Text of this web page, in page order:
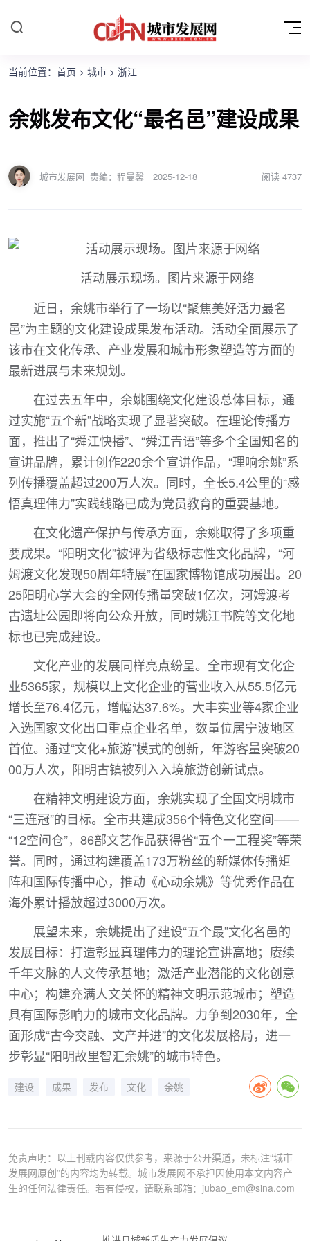
当前位置： 首页 > 城市 > 浙江
余姚发布文化“最名邑”建设成果
城市发展网 责编：程曼馨 2025-12-18 阅读 4737
活动展示现场。图片来源于网络
近日，余姚市举行了一场以“聚焦美好活力最名
邑”为主题的文化建设成果发布活动。活动全面展示了
该市在文化传承、产业发展和城市形象塑造等方面的
最新进展与未来规划。
在过去五年中，余姚围绕文化建设总体目标，通
过实施“五个新”战略实现了显著突破。在理论传播方
面，推出了“舜江快播”、“舜江青语”等多个全国知名的
宣讲品牌，累计创作220余个宣讲作品，“理响余姚”系
列传播覆盖超过200万人次。同时，全长5.4公里的“感
悟真理伟力”实践线路已成为党员教育的重要基地。
在文化遗产保护与传承方面，余姚取得了多项重
要成果。“阳明文化”被评为省级标志性文化品牌，“河
姆渡文化发现50周年特展”在国家博物馆成功展出。20
25阳明心学大会的全网传播量突破1亿次，河姆渡考
古遗址公园即将向公众开放，同时姚江书院等文化地
标也已完成建设。
文化产业的发展同样亮点纷呈。全市现有文化企
业5365家，规模以上文化企业的营业收入从55.5亿元
增长至76.4亿元，增幅达37.6%。大丰实业等4家企业
入选国家文化出口重点企业名单，数量位居宁波地区
首位。通过“文化+旅游”模式的创新，年游客量突破20
00万人次，阳明古镇被列入入境旅游创新试点。
在精神文明建设方面，余姚实现了全国文明城市
“三连冠”的目标。全市共建成356个特色文化空间——
“12空间仓”，86部文艺作品获得省“五个一工程奖”等荣
誉。同时，通过构建覆盖173万粉丝的新媒体传播矩
阵和国际传播中心，推动《心动余姚》等优秀作品在
海外累计播放超过3000万次。
展望未来，余姚提出了建设“五个最”文化名邑的
发展目标：打造彰显真理伟力的理论宣讲高地；赓续
千年文脉的人文传承基地；激活产业潜能的文化创意
中心；构建充满人文关怀的精神文明示范城市；塑造
具有国际影响力的城市文化品牌。力争到2030年，全
面形成“古今交融、文产并进”的文化发展格局，进一
步彰显“阳明故里智汇余姚”的城市特色。
建设 成果 发布 文化 余姚
免责声明：以上刊载内容仅供参考，来源于公开渠道，未标注“城市
发展网原创”的内容均为转载。城市发展网不承担因使用本文内容产
生的任何法律责任。若有侵权，请联系邮箱：jubao_em@sina.com